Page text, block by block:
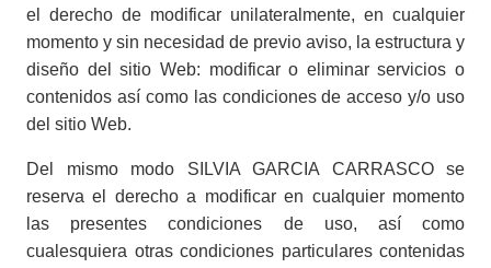
el derecho de modificar unilateralmente, en cualquier
momento y sin necesidad de previo aviso, la estructura y
diseño del sitio Web: modificar o eliminar servicios o
contenidos así como las condiciones de acceso y/o uso
del sitio Web.
Del mismo modo SILVIA GARCIA CARRASCO se
reserva el derecho a modificar en cualquier momento
las presentes condiciones de uso, así como
cualesquiera otras condiciones particulares contenidas